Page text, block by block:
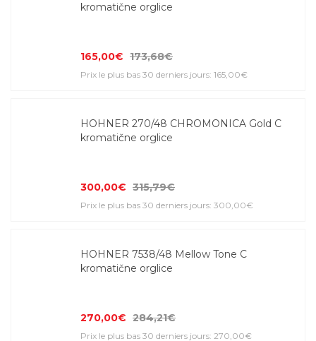
kromatične orglice
165,00€ 173,68€
Prix le plus bas 30 derniers jours: 165,00€
HOHNER 270/48 CHROMONICA Gold C
kromatične orglice
300,00€ 315,79€
Prix le plus bas 30 derniers jours: 300,00€
HOHNER 7538/48 Mellow Tone C
kromatične orglice
270,00€ 284,21€
Prix le plus bas 30 derniers jours: 270,00€